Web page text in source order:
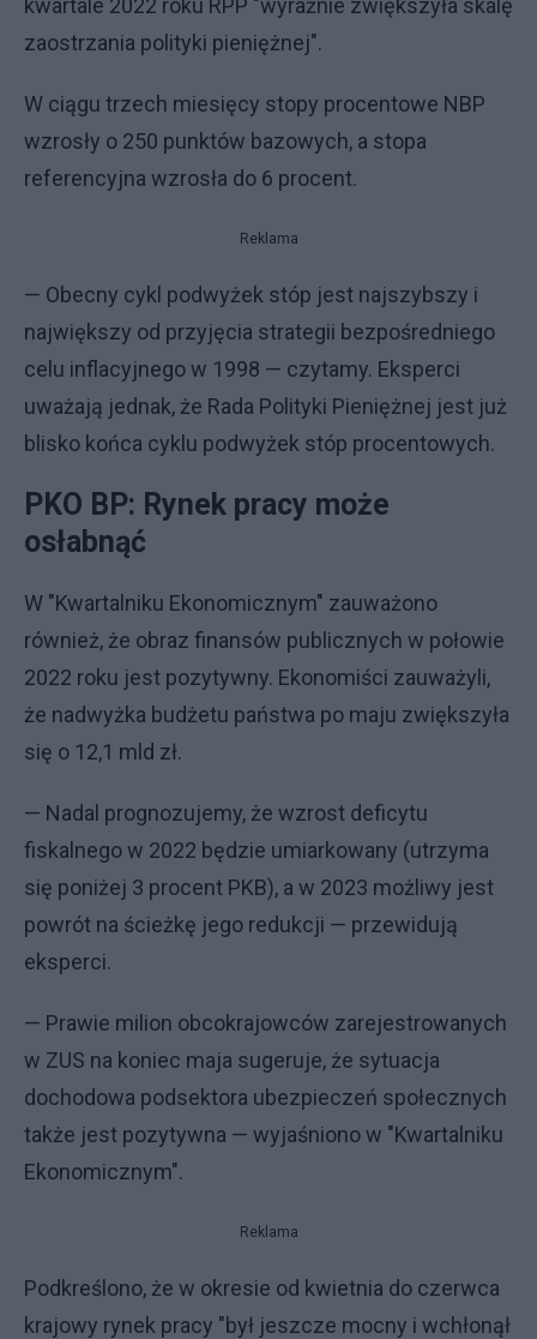
kwartale 2022 roku RPP "wyraźnie zwiększyła skalę
zaostrzania polityki pieniężnej".
W ciągu trzech miesięcy stopy procentowe NBP
wzrosły o 250 punktów bazowych, a stopa
referencyjna wzrosła do 6 procent.
Reklama
— Obecny cykl podwyżek stóp jest najszybszy i
największy od przyjęcia strategii bezpośredniego
celu inflacyjnego w 1998 — czytamy. Eksperci
uważają jednak, że Rada Polityki Pieniężnej jest już
blisko końca cyklu podwyżek stóp procentowych.
PKO BP: Rynek pracy może
osłabnąć
W "Kwartalniku Ekonomicznym" zauważono
również, że obraz finansów publicznych w połowie
2022 roku jest pozytywny. Ekonomiści zauważyli,
że nadwyżka budżetu państwa po maju zwiększyła
się o 12,1 mld zł.
— Nadal prognozujemy, że wzrost deficytu
fiskalnego w 2022 będzie umiarkowany (utrzyma
się poniżej 3 procent PKB), a w 2023 możliwy jest
powrót na ścieżkę jego redukcji — przewidują
eksperci.
— Prawie milion obcokrajowców zarejestrowanych
w ZUS na koniec maja sugeruje, że sytuacja
dochodowa podsektora ubezpieczeń społecznych
także jest pozytywna — wyjaśniono w "Kwartalniku
Ekonomicznym".
Reklama
Podkreślono, że w okresie od kwietnia do czerwca
krajowy rynek pracy "był jeszcze mocny i wchłonął